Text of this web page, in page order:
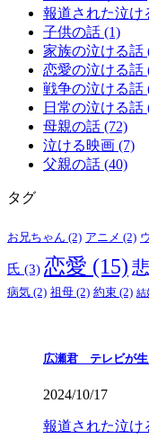
報道された泣け
子供の話 (1)
家族の泣ける話
恋愛の泣ける話
戦争の泣ける話
日常の泣ける話
母親の話 (72)
泣ける映画 (7)
父親の話 (40)
タグ
お兄ちゃん (2) アニメ (2)
氏 (3) 恋愛 (15)
病気 (2) 祖母 (2) 約束 (2) 結
広瀬君 テレビが
2024/10/17
報道された泣け